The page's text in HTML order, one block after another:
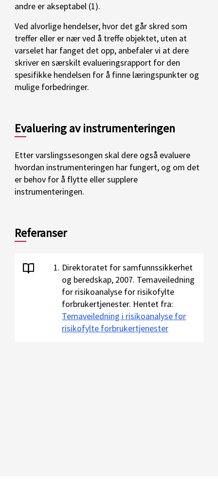
andre er akseptabel (1).
Ved alvorlige hendelser, hvor det går skred som
treffer eller er nær ved å treffe objektet, uten at
varselet har fanget det opp, anbefaler vi at dere
skriver en særskilt evalueringsrapport for den
spesifikke hendelsen for å finne læringspunkter og
mulige forbedringer.
Evaluering av instrumenteringen
Etter varslingssesongen skal dere også evaluere
hvordan instrumenteringen har fungert, og om det
er behov for å flytte eller supplere
instrumenteringen.
Referanser
Direktoratet for samfunnssikkerhet
og beredskap, 2007. Temaveiledning
for risikoanalyse for risikofylte
forbrukertjenester. Hentet fra:
Temaveiledning i risikoanalyse for
risikofylte forbrukertjenester